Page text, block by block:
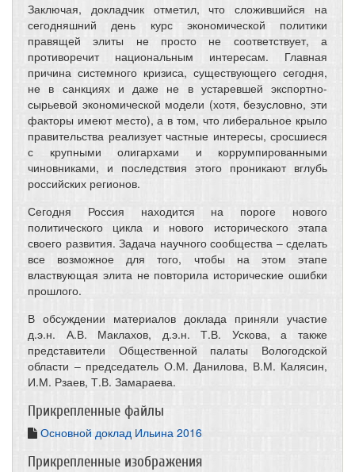
Заключая, докладчик отметил, что сложившийся на
сегодняшний день курс экономической политики
правящей элиты не просто не соответствует, а
противоречит национальным интересам. Главная
причина системного кризиса, существующего сегодня,
не в санкциях и даже не в устаревшей экспортно-
сырьевой экономической модели (хотя, безусловно, эти
факторы имеют место), а в том, что либеральное крыло
правительства реализует частные интересы, сросшиеся
с крупными олигархами и коррумпированными
чиновниками, и последствия этого проникают вглубь
российских регионов.
Сегодня Россия находится на пороге нового
политического цикла и нового исторического этапа
своего развития. Задача научного сообщества – сделать
все возможное для того, чтобы на этом этапе
властвующая элита не повторила исторические ошибки
прошлого.
В обсуждении материалов доклада приняли участие
д.э.н. А.В. Маклахов, д.э.н. Т.В. Ускова, а также
представители Общественной палаты Вологодской
области – председатель О.М. Данилова, В.М. Калясин,
И.М. Рзаев, Т.В. Замараева.
Прикрепленные файлы
Основной доклад Ильина 2016
Прикрепленные изображения